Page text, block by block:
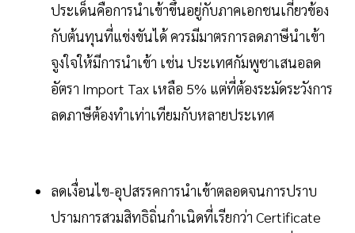
ประเด็นคือการนำเข้าขึ้นอยู่กับภาคเอกชนเกี่ยวข้อง
กับต้นทุนที่แข่งขันได้ ควรมีมาตรการลดภาษีนำเข้า
จูงใจให้มีการนำเข้า เช่น ประเทศกัมพูชาเสนอลด
อัตรา Import Tax เหลือ 5% แต่ที่ต้องระมัดระวังการ
ลดภาษีต้องทำเท่าเทียมกับหลายประเทศ
ลดเงื่อนไข-อุปสรรคการนำเข้าตลอดจนการปราบ
ปรามการสวมสิทธิถิ่นกำเนิดที่เรียกว่า Certificate